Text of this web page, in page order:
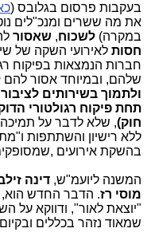
בעקבות פרסום בגלובס (
את מה ששרים ומנכ"לים
במקרה) לשכוח, שאסור
חסות לאירועי השקה של
חברות הנמצאות בפיקוח
שלהם, ובמיוחד אסור להם
ולתמוך בשירותים
תחת פיקוח רגולטורי
חוק), שלא לדבר על תמיכה
ללא רישיון והשתתפות
בהשקת אירועים
המשנה ליועמ"ש, דינה
מוסי רז. הדבר החדש הוא,
"יוצאת לאור", ודווקא על
שמאוד נזהר בכללים